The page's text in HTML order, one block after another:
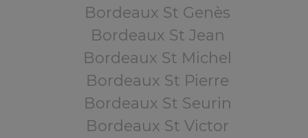
Bordeaux St Genès
Bordeaux St Jean
Bordeaux St Michel
Bordeaux St Pierre
Bordeaux St Seurin
Bordeaux St Victor